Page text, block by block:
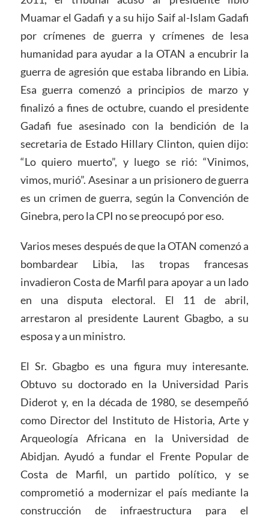
Muamar el Gadafi y a su hijo Saif al-Islam Gadafi
por crímenes de guerra y crímenes de lesa
humanidad para ayudar a la OTAN a encubrir la
guerra de agresión que estaba librando en Libia.
Esa guerra comenzó a principios de marzo y
finalizó a fines de octubre, cuando el presidente
Gadafi fue asesinado con la bendición de la
secretaria de Estado Hillary Clinton, quien dijo:
“Lo quiero muerto”, y luego se rió: “Vinimos,
vimos, murió”. Asesinar a un prisionero de guerra
es un crimen de guerra, según la Convención de
Ginebra, pero la CPI no se preocupó por eso.
Varios meses después de que la OTAN comenzó a
bombardear Libia, las tropas francesas
invadieron Costa de Marfil para apoyar a un lado
en una disputa electoral. El 11 de abril,
arrestaron al presidente Laurent Gbagbo, a su
esposa y a un ministro.
El Sr. Gbagbo es una figura muy interesante.
Obtuvo su doctorado en la Universidad Paris
Diderot y, en la década de 1980, se desempeñó
como Director del Instituto de Historia, Arte y
Arqueología Africana en la Universidad de
Abidjan. Ayudó a fundar el Frente Popular de
Costa de Marfil, un partido político, y se
comprometió a modernizar el país mediante la
construcción de infraestructura para el